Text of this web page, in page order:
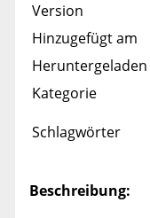
Version
Hinzugefügt am
Heruntergeladen
Kategorie
Schlagwörter
Beschreibung: